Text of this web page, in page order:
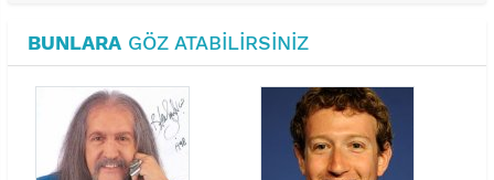
BUNLARAGÖZ ATABILIRSINIZ